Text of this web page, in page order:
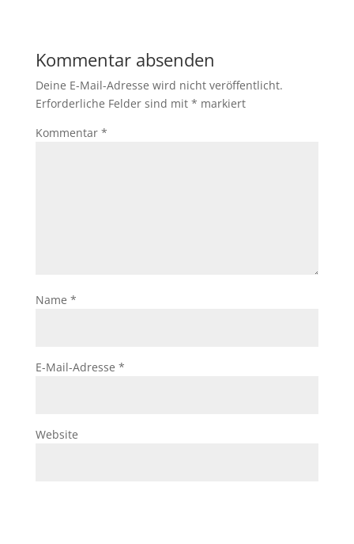
Kommentar absenden
Deine E-Mail-Adresse wird nicht veröffentlicht.
Erforderliche Felder sind mit * markiert
Kommentar *
Name *
E-Mail-Adresse *
Website